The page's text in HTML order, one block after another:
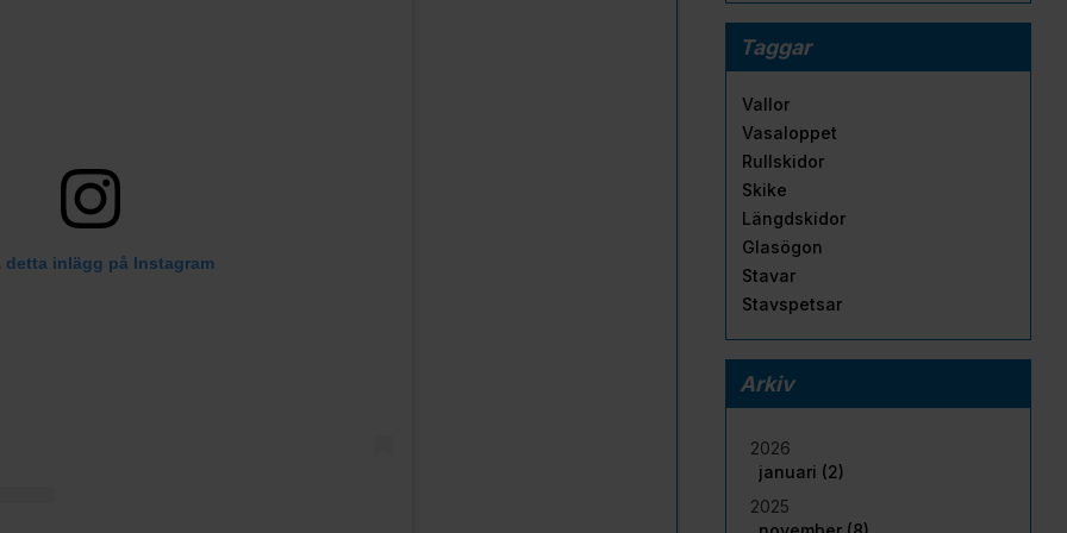
detta inlägg på Instagram
Taggar
Vallor
Vasaloppet
Rullskidor
Skike
Längdskidor
Glasögon
Stavar
Stavspetsar
Arkiv
2026
januari (2)
2025